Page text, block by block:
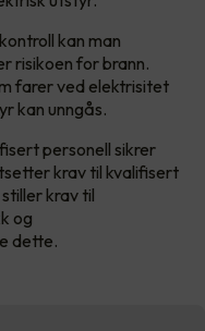
kan man
risikoen for brann.
farer ved elektrisitet
kan unngås.
personell sikrer
krav til kvalifisert
krav til
og
dette.